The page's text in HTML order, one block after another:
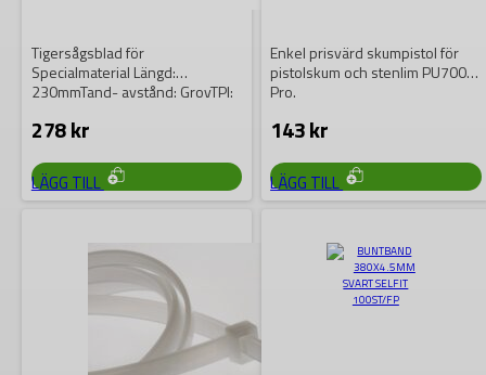
Tigersågsblad för
Specialmaterial Längd:
230mmTand- avstånd: GrovTPI:
kylning, hastighet samt
278kr
LÄGG TILL
Enkel prisvärd skumpistol för
pistolskum och stenlim PU700
Pro.
143kr
LÄGG TILL